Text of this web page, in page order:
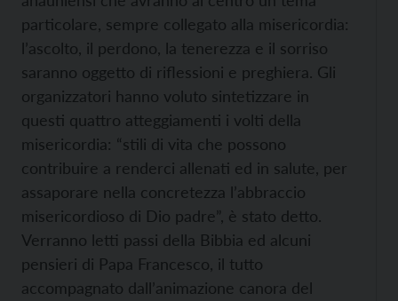
particolare, sempre collegato alla misericordia:
l’ascolto, il perdono, la tenerezza e il sorriso
saranno oggetto di riflessioni e preghiera. Gli
organizzatori hanno voluto sintetizzare in
questi quattro atteggiamenti i volti della
misericordia: “stili di vita che possono
contribuire a renderci allenati ed in salute, per
assaporare nella concretezza l’abbraccio
misericordioso di Dio padre”, è stato detto.
Verranno letti passi della Bibbia ed alcuni
pensieri di Papa Francesco, il tutto
accompagnato dall’animazione canora del